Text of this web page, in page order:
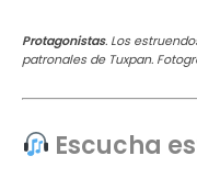
Protagonistas. Los
patronales de Tuxpan.
Escucha